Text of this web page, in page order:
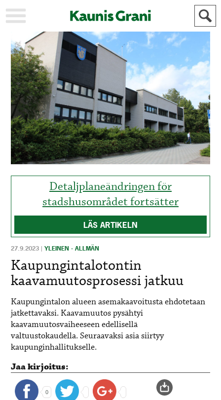
KAUPUNKI
STADEN
AJANKOHTAISTA
AKTUELLT
URHEILU
IDROTT
KULTTUURI
KULTUR
HISTORIA
HISTORIA
YLEINEN
ALLMÄN
MAINOSTAJILLE
FÖR
ANNONSÖRER
Detaljplaneändringen för
stadshusområdet fortsätter
LÄS ARTIKELN
27.9.2023 |YLEINEN - ALLMÄN
Kaupungintalotontin
kaavamuutosprosessi jatkuu
Kaupungintalon alueen asemakaavoitusta ehdotetaan
jatkettavaksi. Kaavamuutos pysähtyi
kaavamuutosvaiheeseen edellisellä
valtuustokaudella.Seuraavaksiasia siirtyy
kaupunginhallitukselle.
Jaa kirjoitus:
0